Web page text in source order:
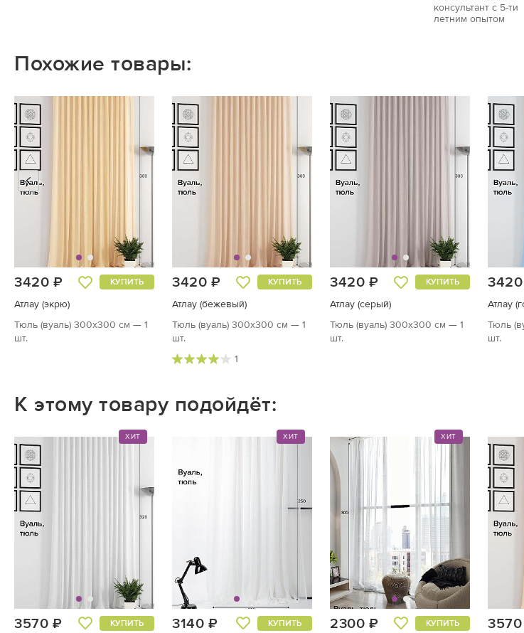
консультант с 5-ти
летним опытом
Похожие товары:
3420 ₽ КУПИТЬ
Атлау (экрю)
Тюль (вуаль) 300х300 см — 1
шт.
3420 ₽ КУПИТЬ
Атлау (бежевый)
Тюль (вуаль) 300х300 см — 1
шт.
1
3420 ₽ КУПИТЬ
Атлау (серый)
Тюль (вуаль) 300х300 см — 1
шт.
Атлау
Тюль
шт.
К этому товару подойдёт:
ХИТ
3570 ₽ КУПИТЬ
ХИТ
3140 ₽ КУПИТЬ
ХИТ
2300 ₽ КУПИТЬ